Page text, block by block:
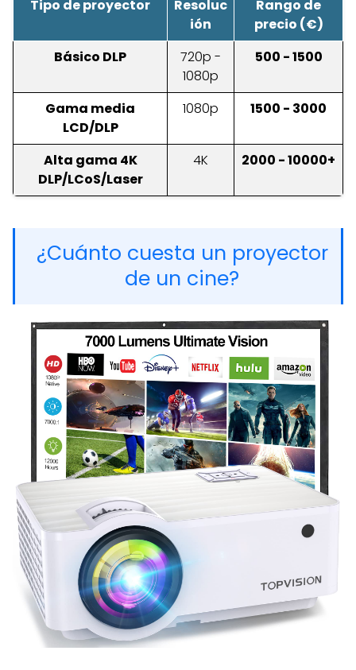
Tipo de proyector
Resoluc
ión
Rango de
precio (€)
Básico DLP
720p -
1080p
500 - 1500
Gama media
LCD/DLP
1080p 1500 - 3000
Alta gama 4K
DLP/LCoS/Laser
4K 2000 - 10000+
¿Cuánto cuesta un proyector
de un cine?